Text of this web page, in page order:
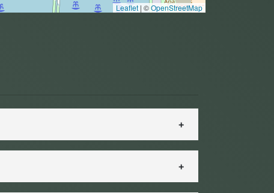
Leaflet | ©OpenStreetMap